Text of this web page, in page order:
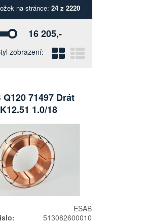
na stránce: 24 z 2220
Vyberte16 205,-
zobrazení: BlokovýŘádkový
Q120 71497 Drát
1.0/18
ESAB
513082600010